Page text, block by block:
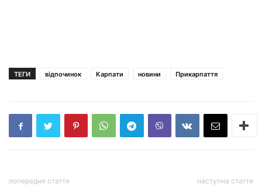
ТЕГИ відпочинок Карпати новини Прикарпаття
попередня стаття наступна стаття